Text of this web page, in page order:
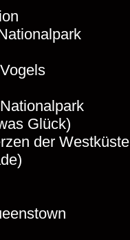
Glück)
der Westküste